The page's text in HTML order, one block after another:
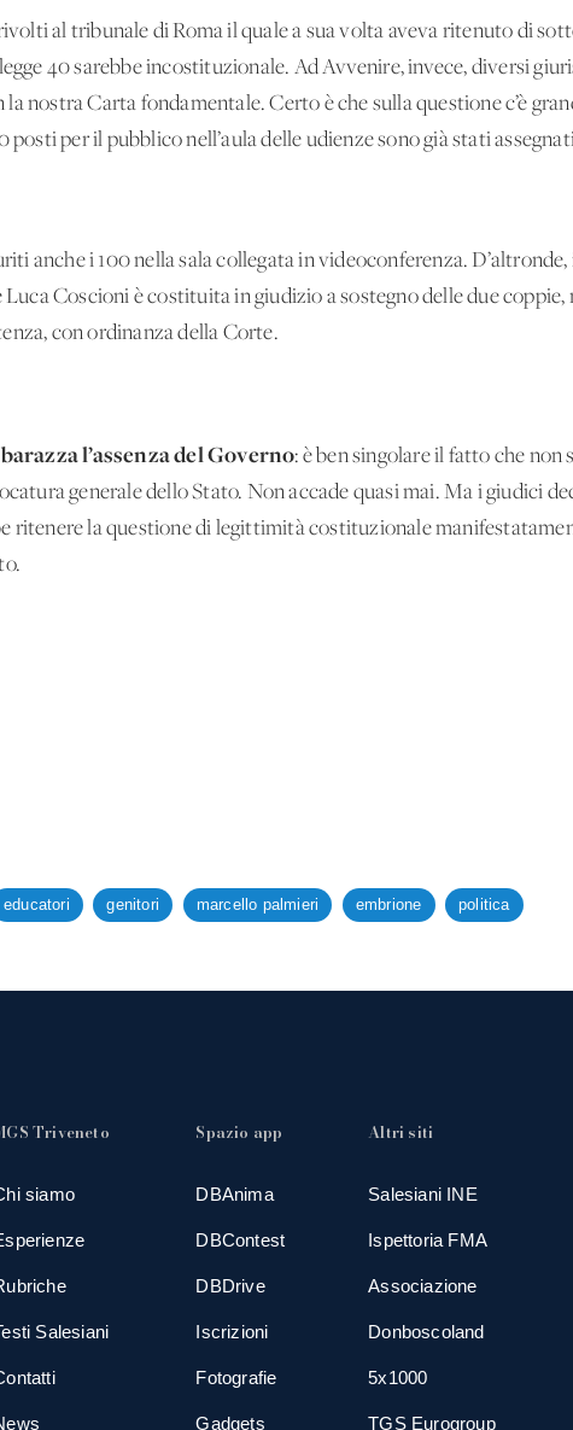
al tribunale di Roma il quale a sua volta aveva ritenuto di
40 sarebbe incostituzionale. Ad Avvenire, invece, diversi
nostra Carta fondamentale. Certo è che sulla questione c’è
posti per il pubblico nell’aula delle udienze sono già stati
anche i 100 nella sala collegata in videoconferenza.
Luca Coscioni è costituita in giudizio a sostegno delle due
con ordinanza della Corte.
l’assenza del Governo: è ben singolare il fatto che
generale dello Stato. Non accade quasi mai. Ma i giudici
ritenere la questione di legittimità costituzionale
educatori genitori marcello palmieri embrione politica
Triveneto
siamo
Salesiani
Spazio app
DBAnima
DBContest
DBDrive
Iscrizioni
Fotografie
Gadgets
Altri siti
Salesiani INE
Ispettoria FMA
Associazione
Donboscoland
5x1000
TGS Eurogroup